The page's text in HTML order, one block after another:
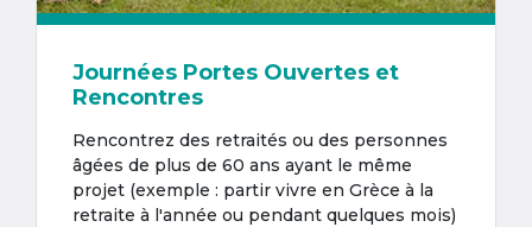
Journées Portes Ouvertes et
Rencontres
Rencontrez des retraités ou des personnes
âgées de plus de 60 ans ayant le même
projet (exemple : partir vivre en Grèce à la
retraite à l'année ou pendant quelques mois)